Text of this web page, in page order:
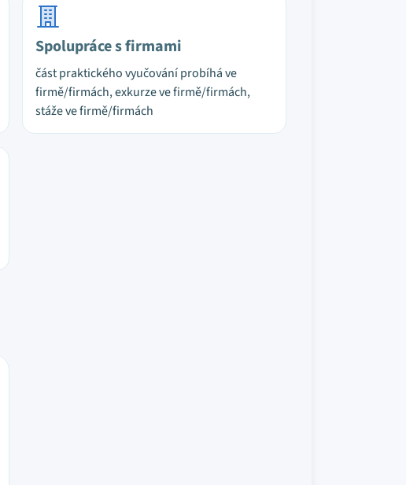
Spolupráce s firmami
část praktického vyučování probíhá ve
firmě/firmách, exkurze ve firmě/firmách,
stáže ve firmě/firmách